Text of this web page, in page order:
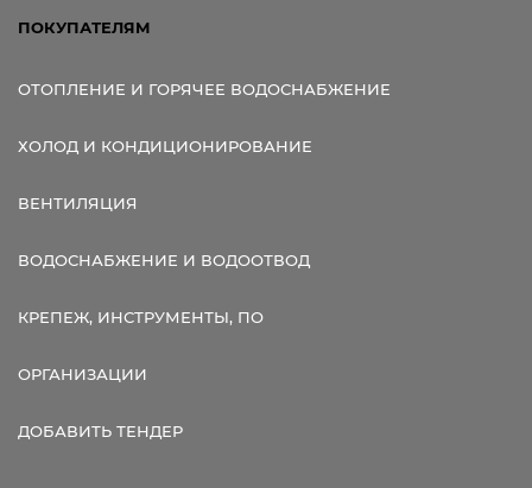
ПОКУПАТЕЛЯМ
ОТОПЛЕНИЕ И ГОРЯЧЕЕ ВОДОСНАБЖЕНИЕ
ХОЛОД И КОНДИЦИОНИРОВАНИЕ
ВЕНТИЛЯЦИЯ
ВОДОСНАБЖЕНИЕ И ВОДООТВОД
КРЕПЕЖ, ИНСТРУМЕНТЫ, ПО
ОРГАНИЗАЦИИ
ДОБАВИТЬ ТЕНДЕР